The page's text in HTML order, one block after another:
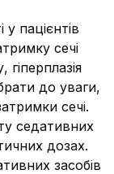
пацієнтів
сечі
до уваги,
сечі.
седативних
дозах.
засобів